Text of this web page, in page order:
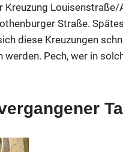
Kreuzung
Straße.
diese Kreuzungen
Pech, wer in